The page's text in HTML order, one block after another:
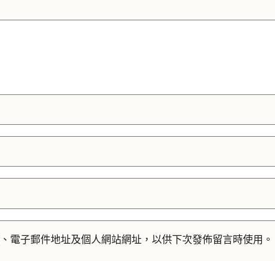
電子郵件地址及個人網站網址，以供下次發佈留言時使用。